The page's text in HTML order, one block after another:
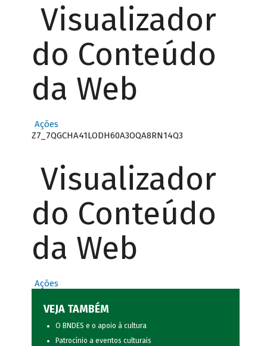
Visualizador
do Conteúdo
da Web
Ações
Z7_7QGCHA41LODH60A3OQA8RN14Q3
Visualizador
do Conteúdo
da Web
Ações
VEJA TAMBÉM
O BNDES e o apoio à cultura
Patrocínio a eventos culturais